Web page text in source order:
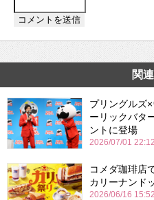
関
プリングルズ
ーリックバタ
ントに登場
2026/07/01
コメダ珈琲店
カリーナンド
2026/06/16